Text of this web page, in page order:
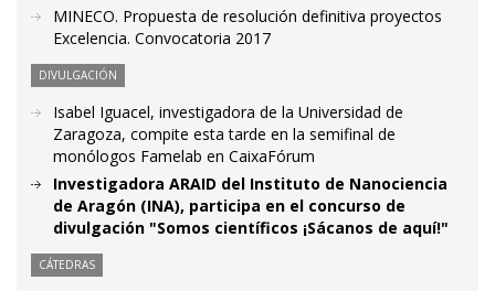
MINECO. Propuesta de resolución definitiva proyectos
Excelencia. Convocatoria 2017
DIVULGACIÓN
Isabel Iguacel, investigadora de la Universidad de
Zaragoza, compite esta tarde en la semifinal de
monólogos Famelab en CaixaFórum
Investigadora ARAID del Instituto de Nanociencia
de Aragón (INA), participa en el concurso de
divulgación "Somos científicos ¡Sácanos de aquí!"
CÁTEDRAS